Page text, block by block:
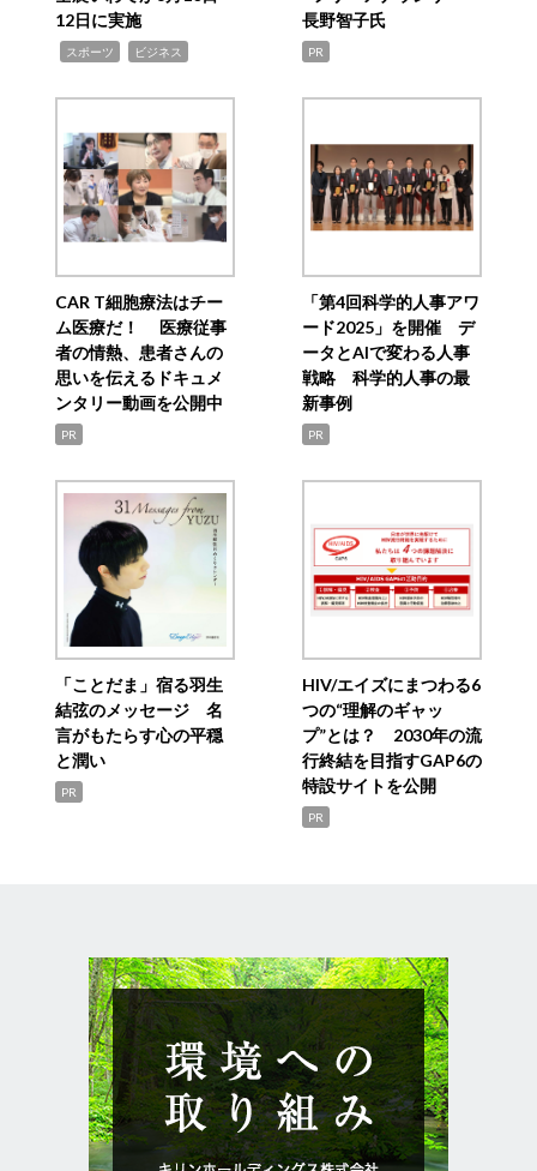
12日に実施
スポーツ ビジネス
長野智子氏
PR
CAR T細胞療法はチー
ム医療だ！ 医療従事
者の情熱、患者さんの
思いを伝えるドキュメ
ンタリー動画を公開中
PR
「第4回科学的人事アワ
ード2025」を開催 デ
ータとAIで変わる人事
戦略 科学的人事の最
新事例
PR
「ことだま」宿る羽生
結弦のメッセージ 名
言がもたらす心の平穏
と潤い
PR
HIV/エイズにまつわる6
つの“理解のギャッ
プ”とは？ 2030年の流
行終結を目指すGAP6の
特設サイトを公開
PR